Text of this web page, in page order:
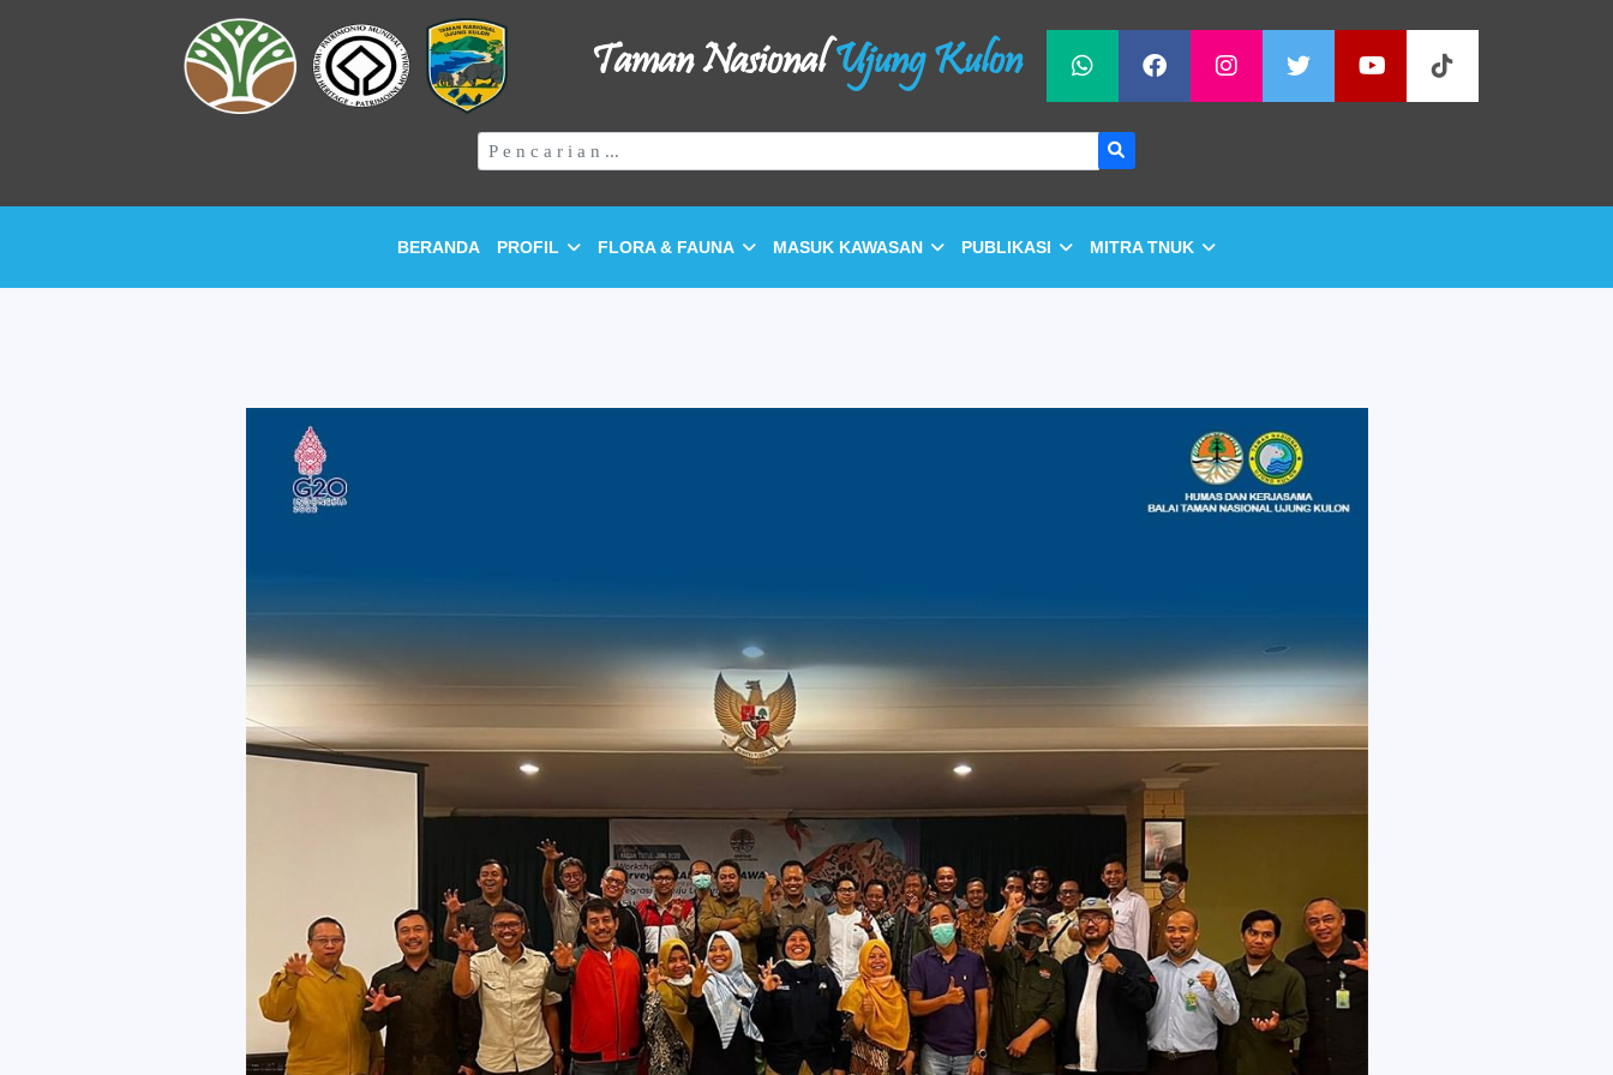
Taman NasionalUjung Kulon
BERANDA PROFIL FLORA & FAUNA MASUK KAWASAN PUBLIKASI MITRA TNUK